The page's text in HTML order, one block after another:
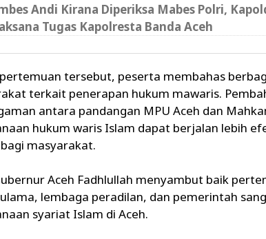
Andi Kirana Diperiksa Mabes Polri,
Tugas Kapolresta Banda Aceh
tersebut, peserta membahas
terkait penerapan hukum mawaris.
antara pandangan MPU Aceh dan
hukum waris Islam dapat berjalan lebih
masyarakat.
Aceh Fadhlullah menyambut baik
lembaga peradilan, dan pemerintah
syariat Islam di Aceh.